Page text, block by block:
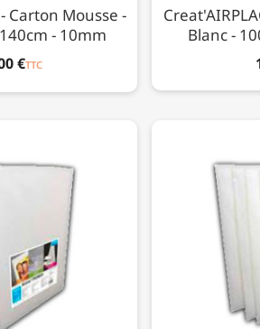
Carton Mousse -
- 10mm
€TTC
Blanc -